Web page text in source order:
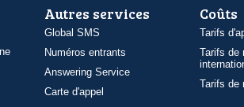
Autres services
Global SMS
Numéros entrants
Answering Service
Carte d'appel
Coûts
Tarifs
Tarifs de
Tarifs de